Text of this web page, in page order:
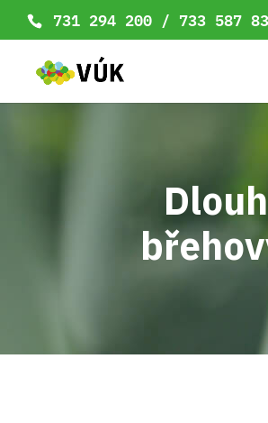
731 294 200 / 733 587